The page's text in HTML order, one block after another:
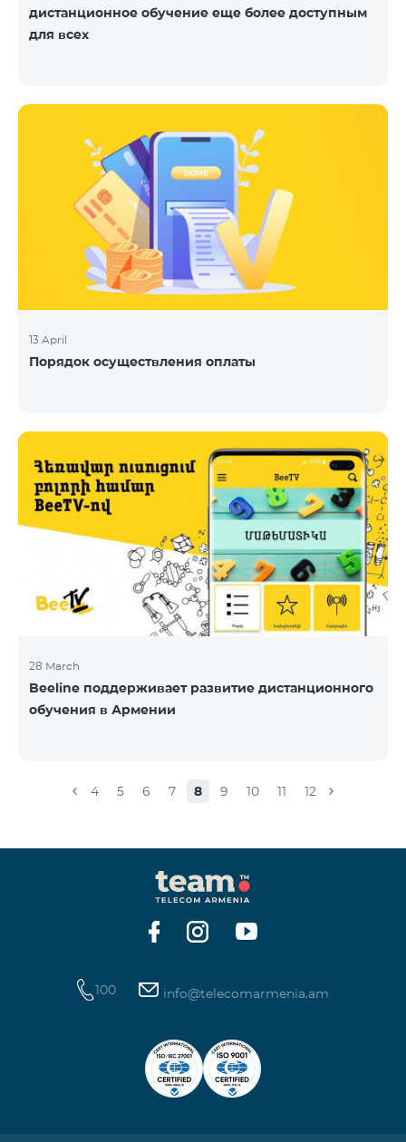
дистанционное обучение еще более доступным
для всех
13 April
Порядок осуществления оплаты
28 March
Beeline поддерживает развитие дистанционного
обучения в Армении
4 5 6 7 8 9 10 11 12
100 info@telecomarmenia.am